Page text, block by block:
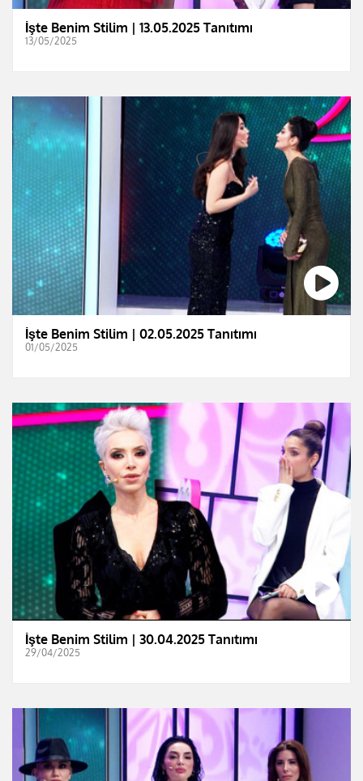
İşte Benim Stilim | 13.05.2025 Tanıtımı
13/05/2025
İşte Benim Stilim | 02.05.2025 Tanıtımı
01/05/2025
İşte Benim Stilim | 30.04.2025 Tanıtımı
29/04/2025